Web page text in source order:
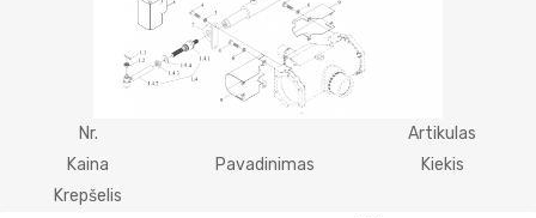
Nr.
Artikulas
Kaina
Pavadinimas
Kiekis
Krepšelis